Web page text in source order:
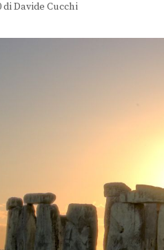
diDavide Cucchi